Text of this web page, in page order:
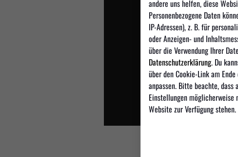
andere uns helfen, diese
Personenbezogene Daten
IP-Adressen), z. B. für
oder Anzeigen- und
über die Verwendung Ihrer
Datenschutzerklärung. Du
über den Cookie-Link am
anpassen. Bitte beachte,
Einstellungen
Website zur Verfügung stehen.